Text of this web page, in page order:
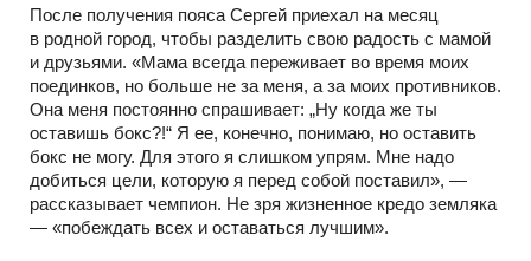
После получения пояса Сергей приехал на месяц
в родной город, чтобы разделить свою радость с мамой
и друзьями. «Мама всегда переживает во время моих
поединков, но больше не за меня, а за моих противников.
Она меня постоянно спрашивает: „Ну когда же ты
оставишь бокс?!“ Я ее, конечно, понимаю, но оставить
бокс не могу. Для этого я слишком упрям. Мне надо
добиться цели, которую я перед собой поставил», —
рассказывает чемпион. Не зря жизненное кредо земляка
— «побеждать всех и оставаться лучшим».